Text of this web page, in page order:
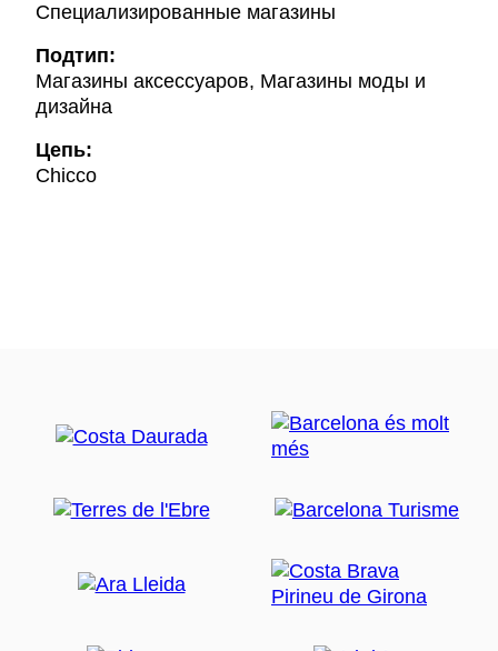
Специализированные магазины
Подтип:
Магазины аксессуаров, Магазины моды и
дизайна
Цепь:
Chicco